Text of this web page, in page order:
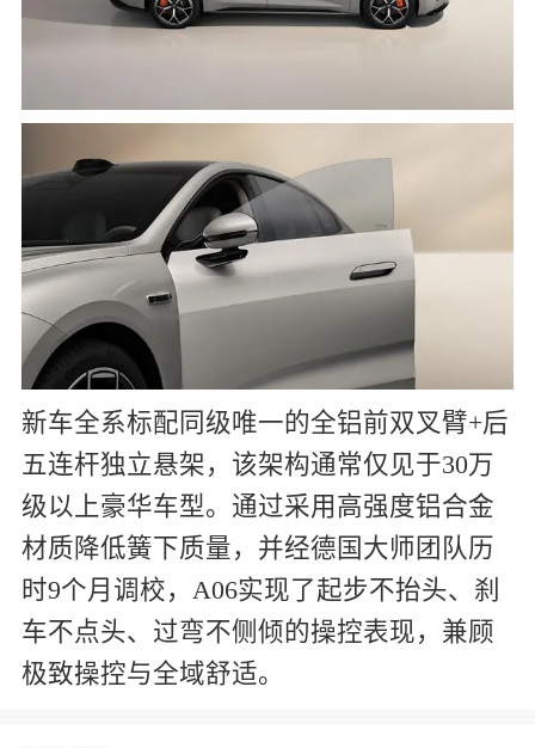
新车全系标配同级唯一的全铝前双叉臂+后
五连杆独立悬架，该架构通常仅见于30万
级以上豪华车型。通过采用高强度铝合金
材质降低簧下质量，并经德国大师团队历
时9个月调校，A06实现了起步不抬头、刹
车不点头、过弯不侧倾的操控表现，兼顾
极致操控与全域舒适。